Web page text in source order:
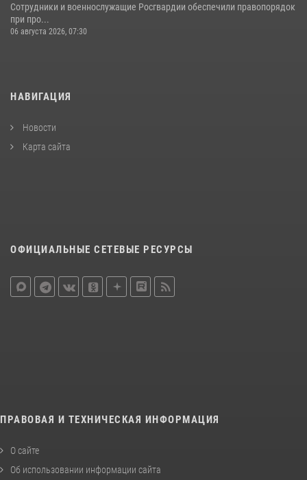
Сотрудники и военнослужащие Росгвардии обеспечили правопорядок
при про...
06 августа 2026, 07:30
НАВИГАЦИЯ
Новости
Карта сайта
ОФИЦИАЛЬНЫЕ СЕТЕВЫЕ РЕСУРСЫ
ПРАВОВАЯ И ТЕХНИЧЕСКАЯ ИНФОРМАЦИЯ
О сайте
Об использовании информации сайта